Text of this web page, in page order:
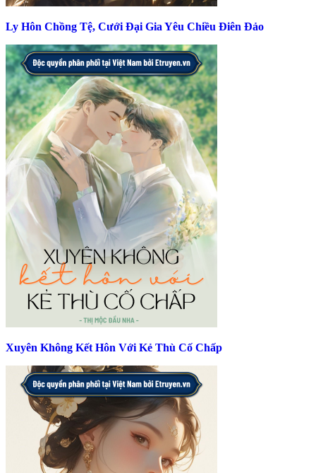
Ly Hôn Chồng Tệ, Cưới Đại Gia Yêu Chiều Điên Đảo
Xuyên Không Kết Hôn Với Kẻ Thù Cố Chấp